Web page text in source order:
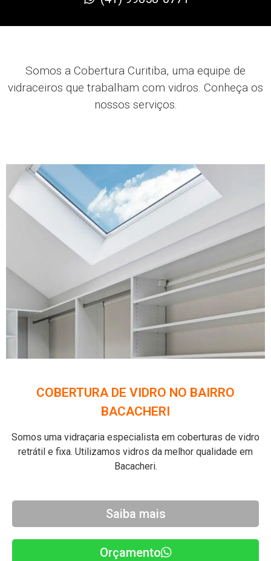
Somos a Cobertura Curitiba, uma equipe de
vidraceiros que trabalham com vidros. Conheça os
nossos serviços.
COBERTURA DE VIDRO NO BAIRRO
BACACHERI
Somos uma vidraçaria especialista em coberturas de vidro
retrátil e fixa. Utilizamos vidros da melhor qualidade em
Bacacheri.
Saiba mais
Orçamento